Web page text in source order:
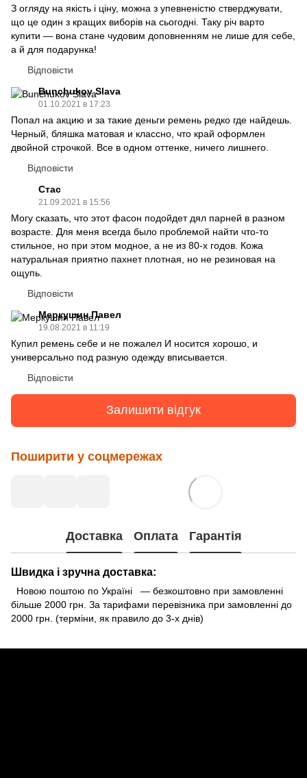
З огляду на якість і ціну, можна з упевненістю стверджувати,
що це один з кращих виборів на сьогодні. Таку річ варто
купити — вона стане чудовим доповненням не лише для себе,
а й для подарунка!
Відповісти
Bunchukov Slava
01.10.2021 в 17:23
Попал на акцию и за такие деньги ремень редко где найдешь.
Черный, бляшка матовая и классно, что край оформлен
двойной строчкой. Все в одном оттенке, ничего лишнего.
Відповісти
Cтас
21.09.2021 в 15:56
Могу сказать, что этот фасон подойдет дял парней в разном
возрасте. Для меня всегда было проблемой найти что-то
стильное, но при этом модное, а не из 80-х годов. Кожа
натуральная приятно пахнет плотная, но не резиновая на
ощупь.
Відповісти
Меркушин Павел
19.08.2021 в 11:19
Купил ремень себе и не пожалел И носится хорошо, и
универсально под разную одежду вписывается.
Відповісти
Залишити відгук
Поширити у соцмережах
Доставка Оплата Гарантія
Швидка і зручна доставка:
Новою поштою по Україні — безкоштовно при замовленні
більше 2000 грн. За тарифами перевізника при замовленні до
2000 грн. (терміни, як правило до 3-х днів)